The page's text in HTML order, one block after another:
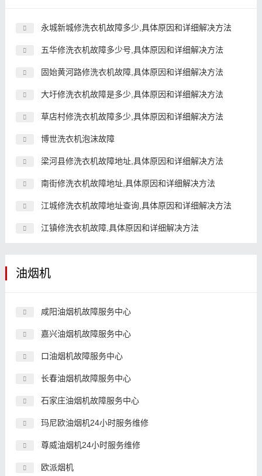
永城新城修洗衣机故障多少,具体原因和详细解决方法
五华修洗衣机故障多少号,具体原因和详细解决方法
固始黄河路修洗衣机故障,具体原因和详细解决方法
大圩修洗衣机故障是多少,具体原因和详细解决方法
草店村修洗衣机故障多少,具体原因和详细解决方法
博世洗衣机泡沫故障
梁河县修洗衣机故障地址,具体原因和详细解决方法
南街修洗衣机故障地址,具体原因和详细解决方法
江城修洗衣机故障地址查询,具体原因和详细解决方法
江镇修洗衣机故障,具体原因和详细解决方法
油烟机
咸阳油烟机故障服务中心
嘉兴油烟机故障服务中心
口油烟机故障服务中心
长春油烟机故障服务中心
石家庄油烟机故障服务中心
玛尼欧油烟机24小时服务维修
尊威油烟机24小时服务维修
欧派烟机